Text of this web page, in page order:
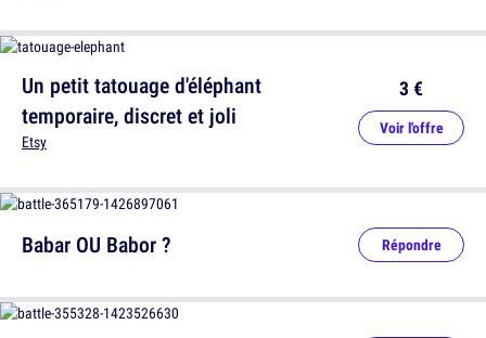
Un petit tatouage d'éléphant
temporaire, discret et joli
Etsy
3 €
Voir l'offre
Babar OU Babor ? Répondre